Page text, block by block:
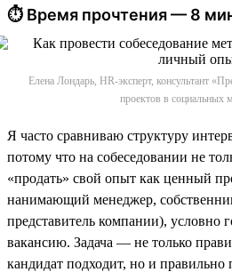
⏱ Время прочтения — 8
Елена Лондарь, HR-эксперт, консультант
проектов в социальных
Я часто сравниваю структуру
потому что на собеседовании не
«продать» свой опыт как ценный
нанимающий менеджер,
представитель компании), условно
вакансию. Задача — не только
кандидат подходит, но и правильно